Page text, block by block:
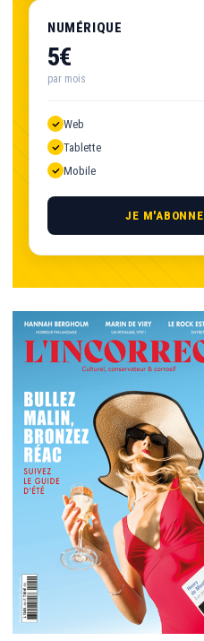
NUMÉRIQUE
5€
par mois
Web
Tablette
Mobile
JE M'ABONNE